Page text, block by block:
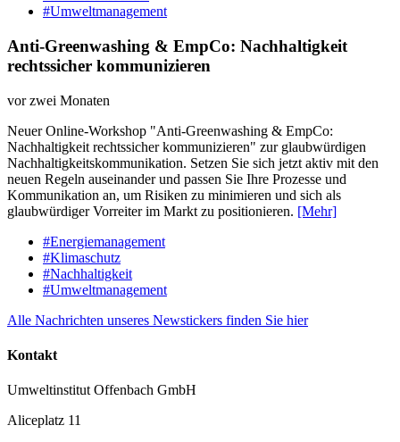
#Umweltmanagement
Anti-Greenwashing & EmpCo: Nachhaltigkeit
rechtssicher kommunizieren
vor zwei Monaten
Neuer Online-Workshop "Anti-Greenwashing & EmpCo:
Nachhaltigkeit rechtssicher kommunizieren" zur glaubwürdigen
Nachhaltigkeitskommunikation. Setzen Sie sich jetzt aktiv mit den
neuen Regeln auseinander und passen Sie Ihre Prozesse und
Kommunikation an, um Risiken zu minimieren und sich als
glaubwürdiger Vorreiter im Markt zu positionieren. [Mehr]
#Energiemanagement
#Klimaschutz
#Nachhaltigkeit
#Umweltmanagement
Alle Nachrichten unseres Newstickers finden Sie hier
Kontakt
Umweltinstitut Offenbach GmbH
Aliceplatz 11